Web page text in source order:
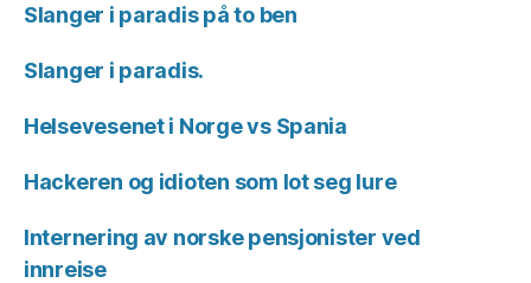
Slanger i paradis på to ben
Slanger i paradis.
Helsevesenet i Norge vs Spania
Hackeren og idioten som lot seg lure
Internering av norske pensjonister ved
innreise